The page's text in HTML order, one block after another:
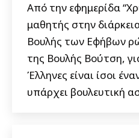
Από την εφημερίδα
μαθητής στην
Βουλής των Εφήβων
της Βουλής Βούτση,
Έλληνες είναι ίσοι
υπάρχει βουλευτική